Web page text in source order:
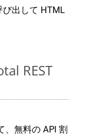
び出して HTML
REST
、無料の API 割